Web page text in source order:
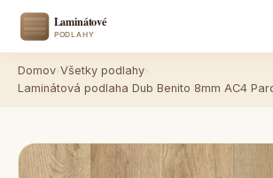
Domov Všetky podlahy
Laminátová podlaha Dub Benito 8mm AC4